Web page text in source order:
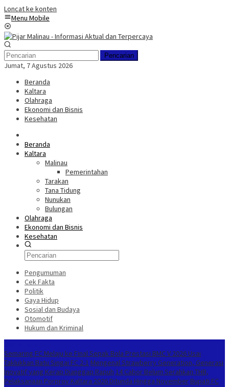
Loncat ke konten
Menu Mobile
Pencarian
Jumat, 7 Agustus 2026
Beranda
Kaltara
Olahraga
Ekonomi dan Bisnis
Kesehatan
Beranda
Kaltara
Malinau
Pemerintahan
Tarakan
Tana Tidung
Nunukan
Bulungan
Olahraga
Ekonomi dan Bisnis
Kesehatan
Pengumuman
Cek Fakta
Politik
Gaya Hidup
Sosial dan Budaya
Otomotif
Hukum dan Kriminal
Semaring FC Melaju ke Final Sepak Bola Prestasi BMC V 2026 Usai
Taklukkan Batu Singai FC 2-1 Mengenal Strawberry Generation, Generasi
Inovatif yang Kerap Dianggap Rapuh 14 Cabor Belum Serahkan THB,
Pelaksanaan Porprov Kaltara 2026 Ditunda Hingga NovemberBupati FC